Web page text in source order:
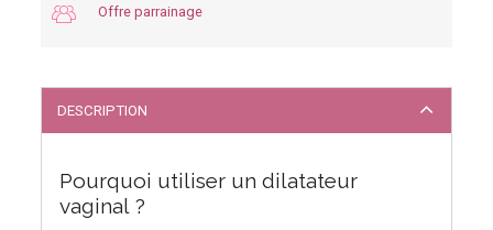
Offre parrainage
DESCRIPTION
Pourquoi utiliser un dilatateur
vaginal ?